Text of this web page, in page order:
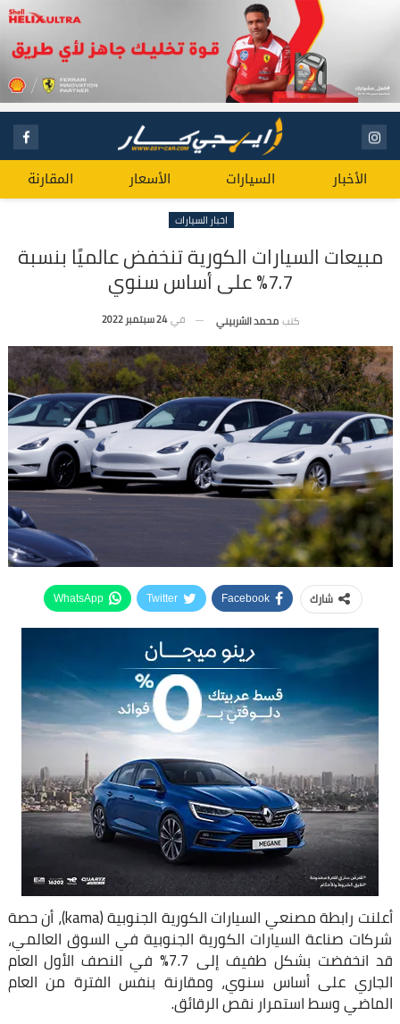
الأخبار السيارات الأسعار المقارنة
اخبار السيارات
مبيعات السيارات الكورية تنخفض عالميًا بنسبة
7.7% على أساس سنوي
كتب محمد الشربيني في 24 سبتمبر 2022
شارك Facebook
Twitter
WhatsApp
أعلنت رابطة مصنعي السيارات الكورية الجنوبية (kama)، أن حصة
شركات صناعة السيارات الكورية الجنوبية في السوق العالمي،
قد انخفضت بشكل طفيف إلى 7.7% في النصف الأول العام
الجاري على أساس سنوي، ومقارنة بنفس الفترة من العام
الماضي وسط استمرار نقص الرقائق.